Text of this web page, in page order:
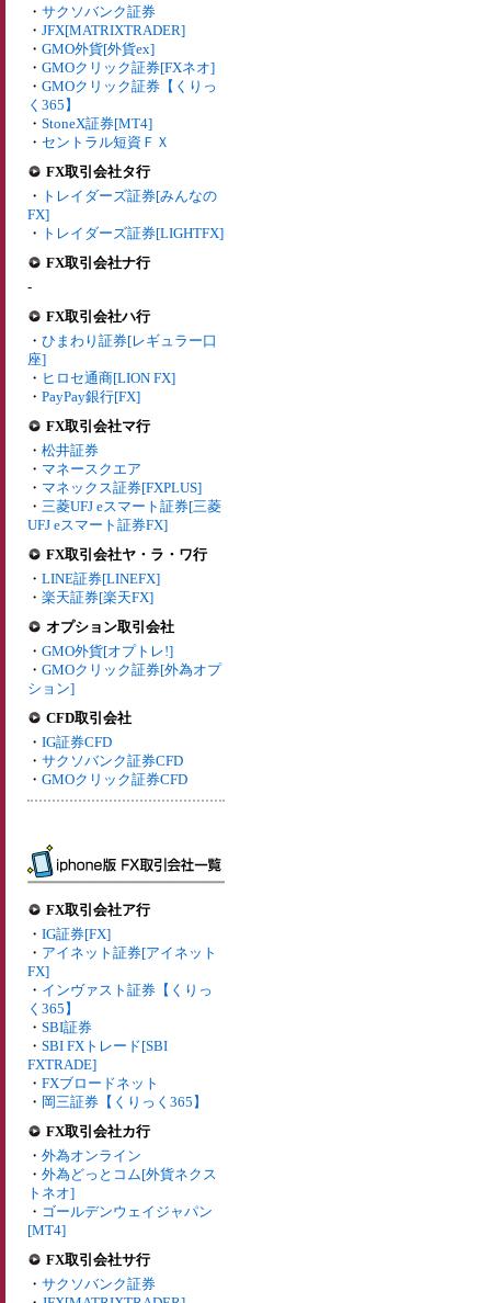
・ サクソバンク証券
・ JFX[MATRIXTRADER]
・ GMO外貨[外貨ex]
・ GMOクリック証券[FXネオ]
・ GMOクリック証券【くりっ
く365】
・ StoneX証券[MT4]
・ セントラル短資ＦＸ
FX取引会社タ行
・ トレイダーズ証券[みんなの
FX]
・ トレイダーズ証券[LIGHTFX]
FX取引会社ナ行
-
FX取引会社ハ行
・ ひまわり証券[レギュラー口
座]
・ ヒロセ通商[LION FX]
・ PayPay銀行[FX]
FX取引会社マ行
・ 松井証券
・ マネースクエア
・ マネックス証券[FXPLUS]
・ 三菱UFJ eスマート証券[三菱
UFJ eスマート証券FX]
FX取引会社ヤ・ラ・ワ行
・ LINE証券[LINEFX]
・ 楽天証券[楽天FX]
オプション取引会社
・ GMO外貨[オプトレ!]
・ GMOクリック証券[外為オプ
ション]
CFD取引会社
・ IG証券CFD
・ サクソバンク証券CFD
・ GMOクリック証券CFD
FX取引会社ア行
・ IG証券[FX]
・ アイネット証券[アイネット
FX]
・ インヴァスト証券【くりっ
く365】
・ SBI証券
・ SBI FXトレード[SBI
FXTRADE]
・ FXブロードネット
・ 岡三証券【くりっく365】
FX取引会社カ行
・ 外為オンライン
・ 外為どっとコム[外貨ネクス
トネオ]
・ ゴールデンウェイジャパン
[MT4]
FX取引会社サ行
・ サクソバンク証券